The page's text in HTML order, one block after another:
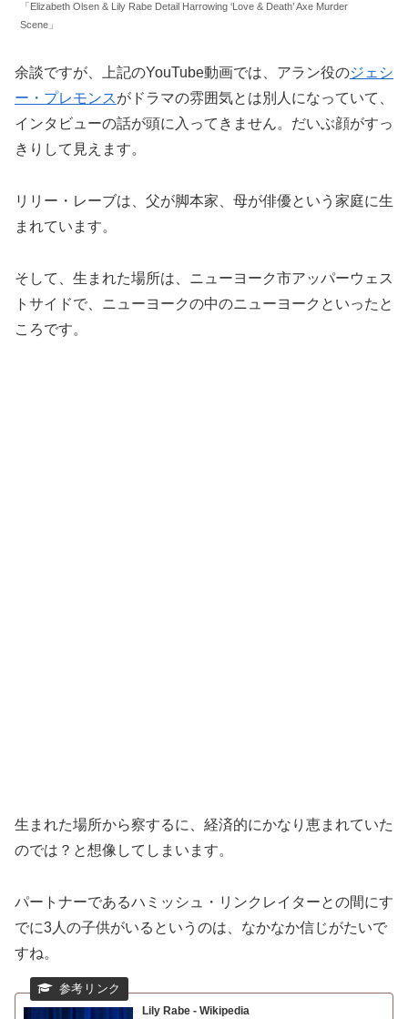
「Elizabeth Olsen & Lily Rabe Detail Harrowing ‘Love & Death’ Axe Murder
Scene」
余談ですが、上記のYouTube動画では、アラン役のジェシ
ー・プレモンスがドラマの雰囲気とは別人になっていて、
インタビューの話が頭に入ってきません。だいぶ顔がすっ
きりして見えます。
リリー・レーブは、父が脚本家、母が俳優という家庭に生
まれています。
そして、生まれた場所は、ニューヨーク市アッパーウェス
トサイドで、ニューヨークの中のニューヨークといったと
ころです。
生まれた場所から察するに、経済的にかなり恵まれていた
のでは？と想像してしまいます。
パートナーであるハミッシュ・リンクレイターとの間にす
でに3人の子供がいるというのは、なかなか信じがたいで
すね。
Lily Rabe - Wikipedia